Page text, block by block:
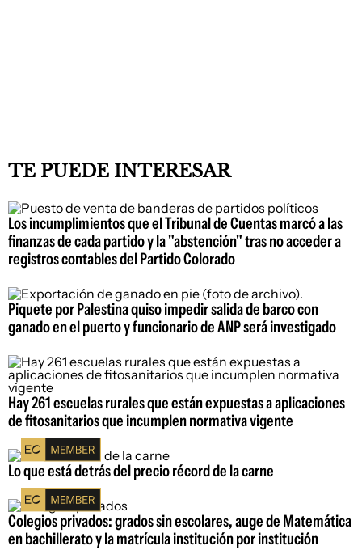
TE PUEDE INTERESAR
Los incumplimientos que el Tribunal de Cuentas marcó a las
finanzas de cada partido y la "abstención" tras no acceder a
registros contables del Partido Colorado
Piquete por Palestina quiso impedir salida de barco con
ganado en el puerto y funcionario de ANP será investigado
Hay 261 escuelas rurales que están expuestas a aplicaciones
de fitosanitarios que incumplen normativa vigente
Lo que está detrás del precio récord de la carne
Colegios privados: grados sin escolares, auge de Matemática
en bachillerato y la matrícula institución por institución